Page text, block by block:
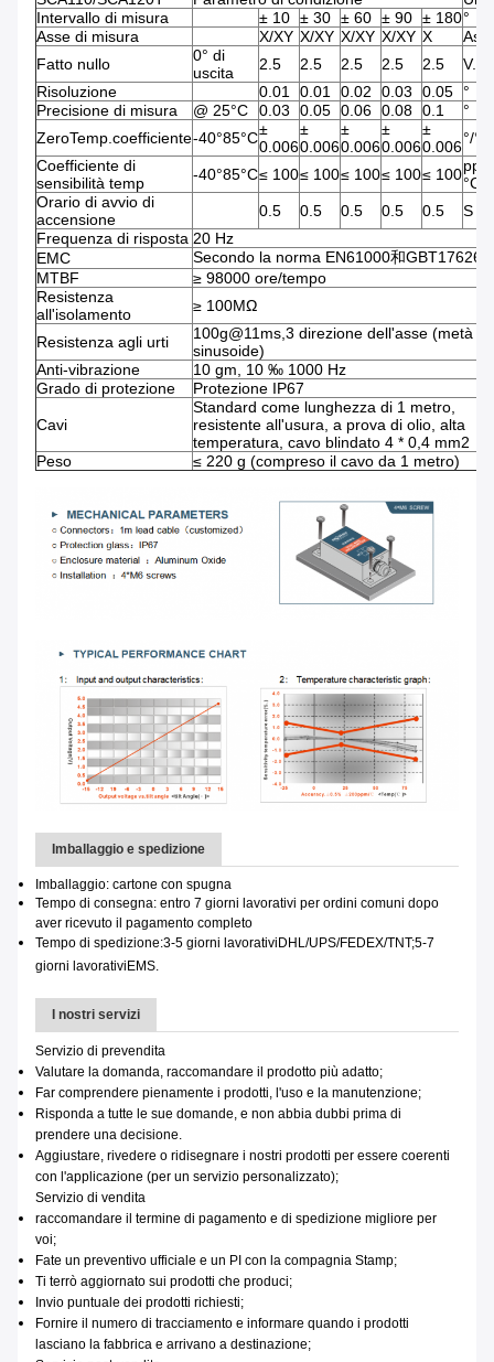
Intervallo di misura
± 10 ± 30 ± 60 ± 90 ± 180°
Asse di misura
X/XY X/XY X/XY X/XY X
Fatto nullo
0° di
uscita
2.5 2.5 2.5 2.5 2.5
V.
Risoluzione
0.01 0.01 0.02 0.03 0.05
°
Precisione di misura
@ 25°C 0.03 0.05 0.06 0.08 0.1
°
ZeroTemp.coefficiente-40°85°C±
0.006
±
0.006
±
0.006
±
0.006
±
0.006°/°C
Coefficiente di
sensibilità temp
-40°85°C≤ 100≤ 100≤ 100≤ 100≤ 100°C
Orario di avvio di
accensione
0.5 0.5 0.5 0.5 0.5
S
Frequenza di risposta 20 Hz
EMC
Secondo la norma EN61000和GBT17626c
MTBF
≥ 98000 ore/tempo
Resistenza
all'isolamento
≥ 100MΩ
Resistenza agli urti
100g@11ms,3 direzione dell'asse (metà
sinusoide)
Anti-vibrazione
10 gm, 10 ‰ 1000 Hz
Grado di protezione
Protezione IP67
Cavi
Standard come lunghezza di 1 metro,
resistente all'usura, a prova di olio, alta
temperatura, cavo blindato 4 * 0,4 mm2
Peso
≤ 220 g (compreso il cavo da 1 metro)
Imballaggio e spedizione
Imballaggio: cartone con spugna
Tempo di consegna: entro 7 giorni lavorativi per ordini comuni dopo
aver ricevuto il pagamento completo
Tempo di spedizione:3-5 giorni lavorativi DHL/UPS/FEDEX/TNT;5-7
giorni lavorativi EMS.
I nostri servizi
Servizio di prevendita
Valutare la domanda, raccomandare il prodotto più adatto;
Far comprendere pienamente i prodotti, l'uso e la manutenzione;
Risponda a tutte le sue domande, e non abbia dubbi prima di
prendere una decisione.
Aggiustare, rivedere o ridisegnare i nostri prodotti per essere coerenti
con l'applicazione (per un servizio personalizzato);
Servizio di vendita
raccomandare il termine di pagamento e di spedizione migliore per
voi;
Fate un preventivo ufficiale e un PI con la compagnia Stamp;
Ti terrò aggiornato sui prodotti che produci;
Invio puntuale dei prodotti richiesti;
Fornire il numero di tracciamento e informare quando i prodotti
lasciano la fabbrica e arrivano a destinazione;